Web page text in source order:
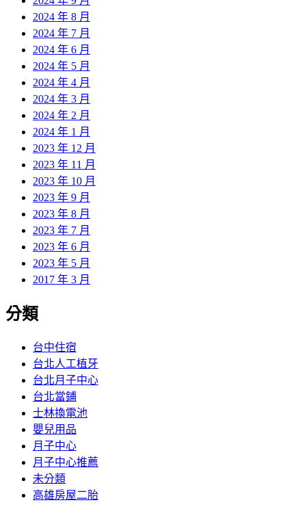
2024 年 8 月
2024 年 7 月
2024 年 6 月
2024 年 5 月
2024 年 4 月
2024 年 3 月
2024 年 2 月
2024 年 1 月
2023 年 12 月
2023 年 11 月
2023 年 10 月
2023 年 9 月
2023 年 8 月
2023 年 7 月
2023 年 6 月
2023 年 5 月
2017 年 3 月
分類
台中住宿
台北人工植牙
台北月子中心
台北當鋪
士林換電池
嬰兒用品
月子中心
月子中心推薦
未分類
高雄房屋二胎